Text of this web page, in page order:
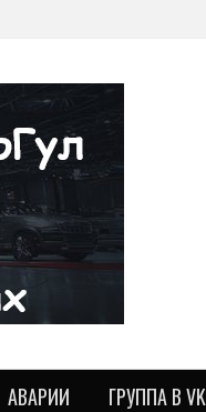
АВАРИИ ГРУППА В VK